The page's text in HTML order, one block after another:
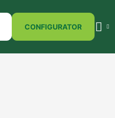
CONFIGURATOR